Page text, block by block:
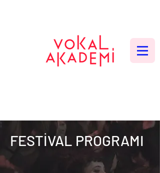
FESTİVAL PROGRAMI